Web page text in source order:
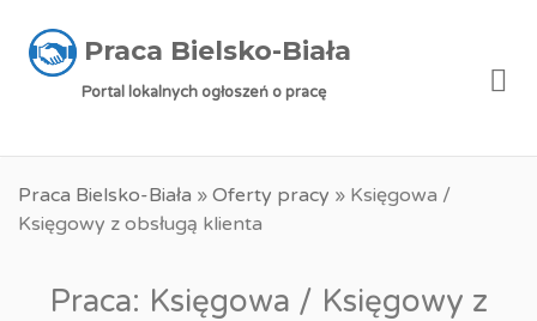
Praca Bielsko-Biała
Portal lokalnych ogłoszeń o pracę
Praca Bielsko-Biała » Oferty pracy » Księgowa /
Księgowy z obsługą klienta
Praca: Księgowa / Księgowy z